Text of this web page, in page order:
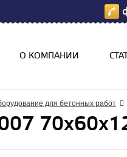
О КОМПАНИИ
для бетонных работ